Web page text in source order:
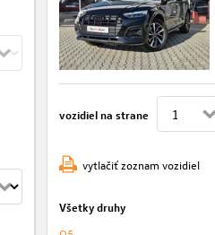
vozidiel na strane
vytlačiť zoznam vozidiel
Všetky druhy